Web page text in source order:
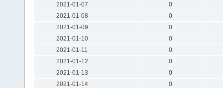
2021-01-07
0
2021-01-08
0
2021-01-09
0
2021-01-10
0
2021-01-11
0
2021-01-12
0
2021-01-13
0
2021-01-14
0